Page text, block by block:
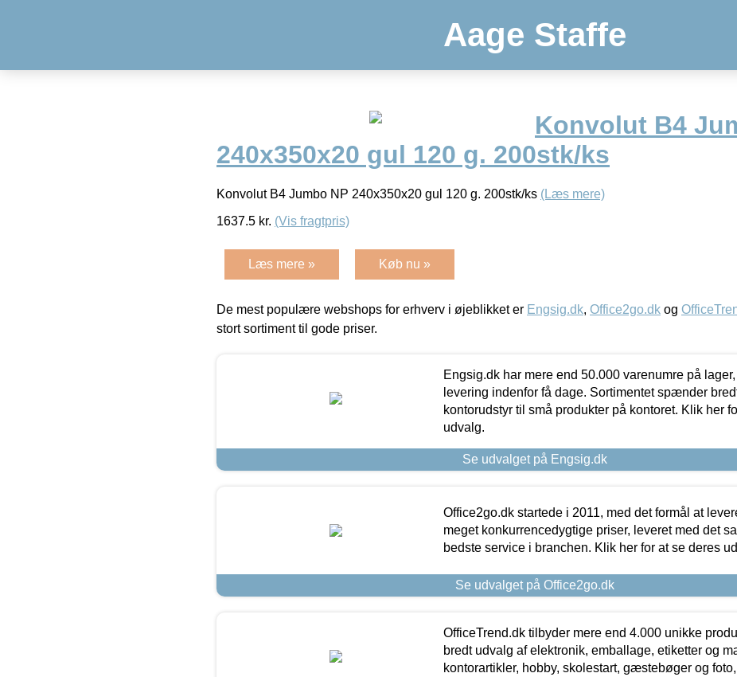
Aage Staffe
Konvolut B4
240x350x20 gul 120 g. 200stk/ks
Konvolut B4 Jumbo NP 240x350x20 gul 120 g. 200stk/ks (Læs mere)
1637.5 kr. (Vis fragtpris)
Læs mere » Køb nu »
De mest populære webshops for erhverv i øjeblikket er Engsig.dk, Office2go.dk og
stort sortiment til gode priser.
Engsig.dk har mere end 50.000 varenumre på
levering indenfor få dage. Sortimentet spænder
kontorudstyr til små produkter på kontoret. Klik her
udvalg.
Se udvalget på Engsig.dk
Office2go.dk startede i 2011, med det formål at
meget konkurrencedygtige priser, leveret med det
bedste service i branchen. Klik her for at se deres
Se udvalget på Office2go.dk
OfficeTrend.dk tilbyder mere end 4.000 unikke
bredt udvalg af elektronik, emballage, etiketter og
kontorartikler, hobby, skolestart, gæstebøger og